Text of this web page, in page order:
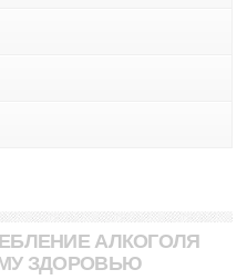
АЛКОГОЛЯ
ЗДОРОВЬЮ